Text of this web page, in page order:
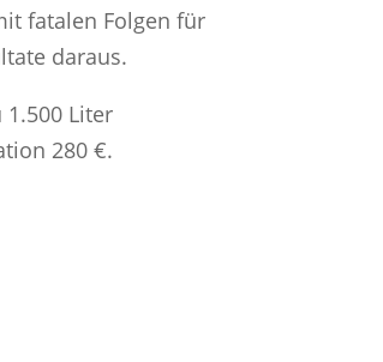
fatalen Folgen für
daraus.
Liter
280 €.